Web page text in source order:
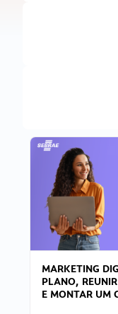
MARKETING
PLANO,
E MONTAR UM